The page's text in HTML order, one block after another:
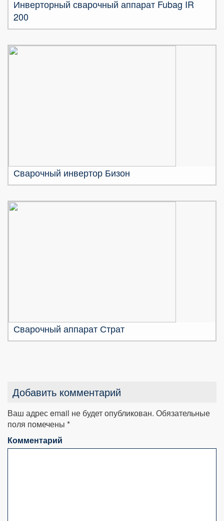
Инверторный сварочный аппарат Fubag IR
200
Сварочный инвертор Бизон
Сварочный аппарат Страт
Добавить комментарий
Ваш адрес email не будет опубликован. Обязательные
поля помечены *
Комментарий